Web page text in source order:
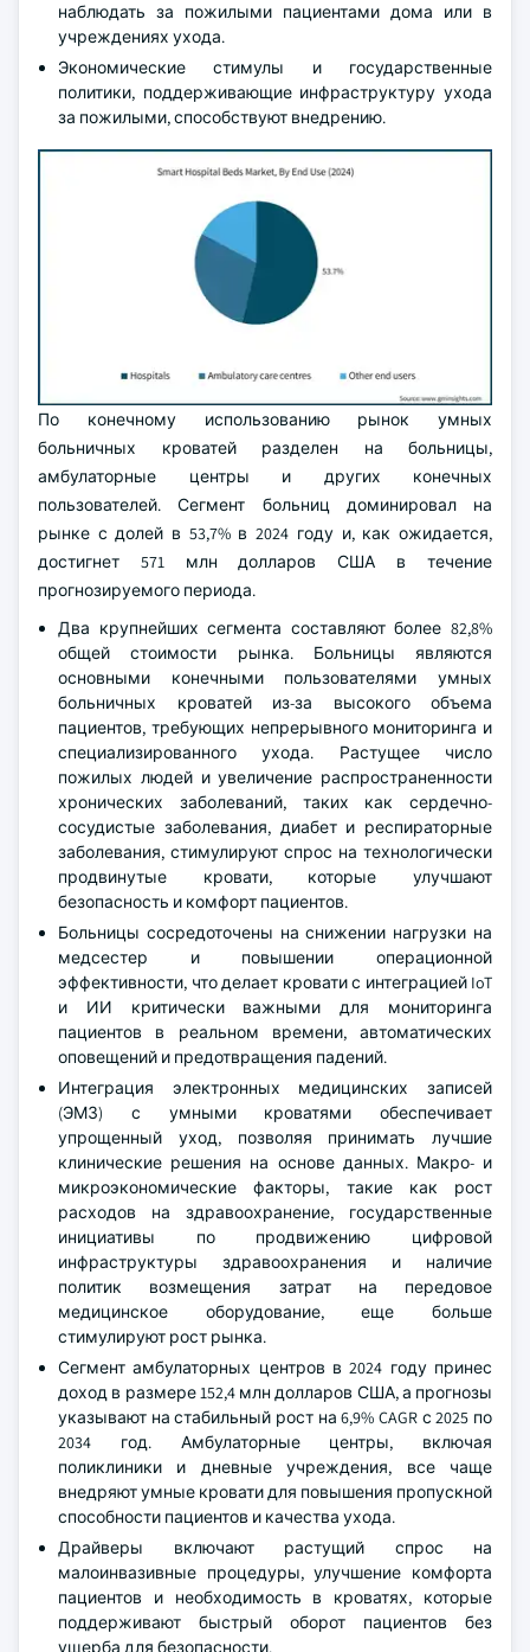
наблюдать за пожилыми пациентами дома или в
учреждениях ухода.
Экономические стимулы и государственные
политики, поддерживающие инфраструктуру ухода
за пожилыми, способствуют внедрению.
По конечному использованию рынок умных
больничных кроватей разделен на больницы,
амбулаторные центры и других конечных
пользователей. Сегмент больниц доминировал на
рынке с долей в 53,7% в 2024 году и, как ожидается,
достигнет 571 млн долларов США в течение
прогнозируемого периода.
Два крупнейших сегмента составляют более 82,8%
общей стоимости рынка. Больницы являются
основными конечными пользователями умных
больничных кроватей из-за высокого объема
пациентов, требующих непрерывного мониторинга и
специализированного ухода. Растущее число
пожилых людей и увеличение распространенности
хронических заболеваний, таких как сердечно-
сосудистые заболевания, диабет и респираторные
заболевания, стимулируют спрос на технологически
продвинутые кровати, которые улучшают
безопасность и комфорт пациентов.
Больницы сосредоточены на снижении нагрузки на
медсестер и повышении операционной
эффективности, что делает кровати с интеграцией IoT
и ИИ критически важными для мониторинга
пациентов в реальном времени, автоматических
оповещений и предотвращения падений.
Интеграция электронных медицинских записей
(ЭМЗ) с умными кроватями обеспечивает
упрощенный уход, позволяя принимать лучшие
клинические решения на основе данных. Макро- и
микроэкономические факторы, такие как рост
расходов на здравоохранение, государственные
инициативы по продвижению цифровой
инфраструктуры здравоохранения и наличие
политик возмещения затрат на передовое
медицинское оборудование, еще больше
стимулируют рост рынка.
Сегмент амбулаторных центров в 2024 году принес
доход в размере 152,4 млн долларов США, а прогнозы
указывают на стабильный рост на 6,9% CAGR с 2025 по
2034 год. Амбулаторные центры, включая
поликлиники и дневные учреждения, все чаще
внедряют умные кровати для повышения пропускной
способности пациентов и качества ухода.
Драйверы включают растущий спрос на
малоинвазивные процедуры, улучшение комфорта
пациентов и необходимость в кроватях, которые
поддерживают быстрый оборот пациентов без
ущерба для безопасности.